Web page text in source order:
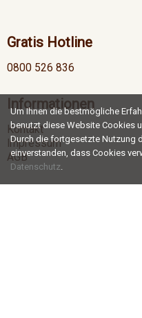
Gratis Hotline
0800 526 836
Informationen
Kontakt
Impressum
AGB
Um Ihnen die bestmögliche
benutzt diese Website Cookies
Durch die fortgesetzte Nutzung
einverstanden, dass Cookies
Datenschutz.